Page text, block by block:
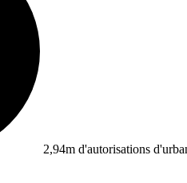
2,94m d'autorisations